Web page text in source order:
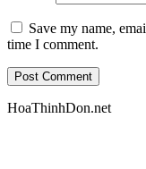
Save my name,
time I comment.
HoaThinhDon.net